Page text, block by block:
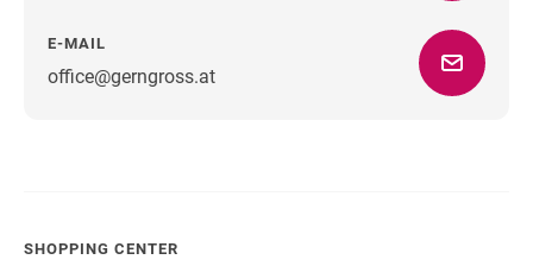
E-MAIL
office@gerngross.atWegbeschreibung
SHOPPING CENTER